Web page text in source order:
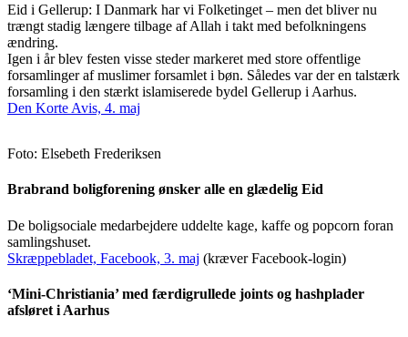
Eid i Gellerup: I Danmark har vi Folketinget – men det bliver nu
trængt stadig længere tilbage af Allah i takt med befolkningens
ændring.
Igen i år blev festen visse steder markeret med store offentlige
forsamlinger af muslimer forsamlet i bøn. Således var der en talstærk
forsamling i den stærkt islamiserede bydel Gellerup i Aarhus.
Den Korte Avis, 4. maj
Foto: Elsebeth Frederiksen
Brabrand boligforening ønsker alle en glædelig Eid
De boligsociale medarbejdere uddelte kage, kaffe og popcorn foran
samlingshuset.
Skræppebladet, Facebook, 3. maj (kræver Facebook-login)
‘Mini-Christiania’ med færdigrullede joints og hashplader
afsløret i Aarhus